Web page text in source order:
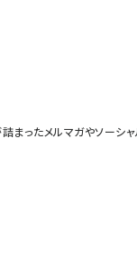
まったメルマガやソーシ